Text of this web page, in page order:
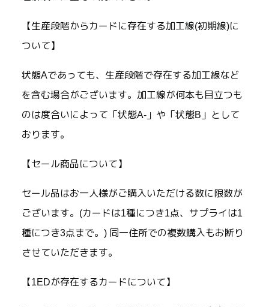
【生産段階からカードに存在する加工線(初期線)に
ついて】
状態Aであっても、生産段階で存在する加工線など
を含む場合がございます。加工線が何本も目立つも
のは度合いによって「状態A-」や「状態B」として
おります。
【セール商品について】
セール品はお一人様がご購入いただける数に限数が
ございます。(カードは1種につき1点、サプライは1
種につき3点まで。) 同一住所での複数購入もお断り
させていただきます。
【1EDが存在するカードについて】